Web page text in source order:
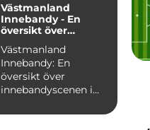
Västmanland
Innebandy - En
översikt över
Västmanland
Västmanland
Innebandy: En
översikt över
innebandyscenen i
Västmanland är en